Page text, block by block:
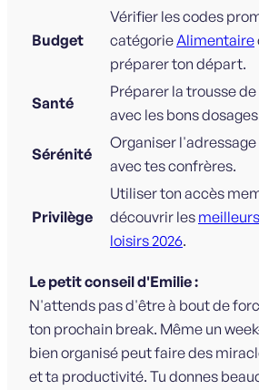
Budget
Vérifier les codes
catégorieAlimentaire
préparer ton départ.
Santé
Préparer la trousse
avec les bons
Sérénité
Organiser
avec tes confrères.
Privilège
Utiliser ton accès
découvrir les
loisirs 2026.
Le petit conseil d'Emilie :
N'attends pas d'être à bout de
ton prochain break. Même un
bien organisé peut faire des
et ta productivité. Tu donnes